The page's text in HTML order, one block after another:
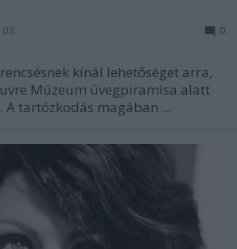
0
kínál lehetőséget arra,
Múzeum üvegpiramisa alatt
A tartózkodás magában ...